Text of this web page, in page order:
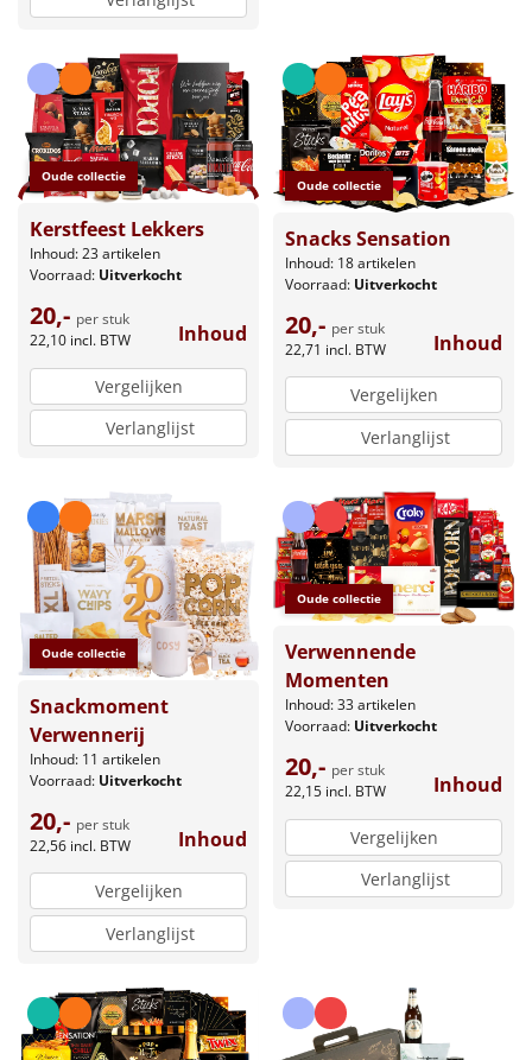
Oude collectie
Kerstfeest Lekkers
Inhoud: 23 artikelen
Voorraad: Uitverkocht
20,- per stuk
22,10 incl. BTW Inhoud
Vergelijken
Verlanglijst
Oude collectie
Snacks Sensation
Inhoud: 18 artikelen
Voorraad: Uitverkocht
20,- per stuk
22,71 incl. BTW Inhoud
Vergelijken
Verlanglijst
Oude collectie
Snackmoment
Verwennerij
Inhoud: 11 artikelen
Voorraad: Uitverkocht
20,- per stuk
22,56 incl. BTW Inhoud
Vergelijken
Verlanglijst
Oude collectie
Verwennende
Momenten
Inhoud: 33 artikelen
Voorraad: Uitverkocht
20,- per stuk
22,15 incl. BTW Inhoud
Vergelijken
Verlanglijst